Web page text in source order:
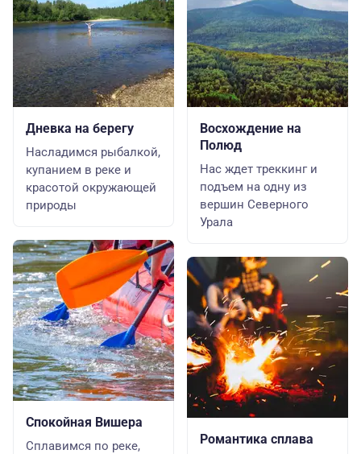
Дневка на берегу
Насладимся рыбалкой,
купанием в реке и
красотой окружающей
природы
Спокойная Вишера
Сплавимся по реке,
Восхождение на
Полюд
Нас ждет треккинг и
подъем на одну из
вершин Северного
Урала
Романтика сплава